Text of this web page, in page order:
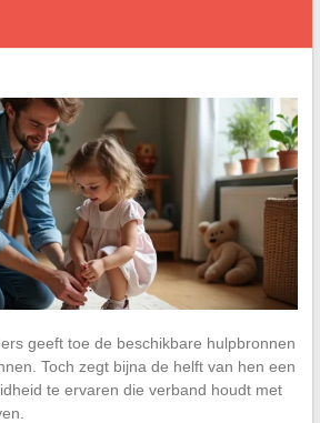
geeft toe de beschikbare hulpbronnen
Toch zegt bijna de helft van hen een
te ervaren die verband houdt met